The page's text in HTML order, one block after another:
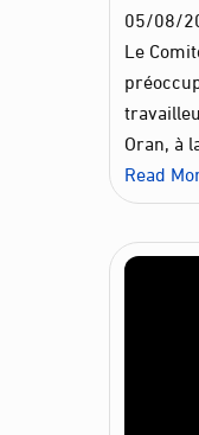
05/08/
Le
Oran, à
Read